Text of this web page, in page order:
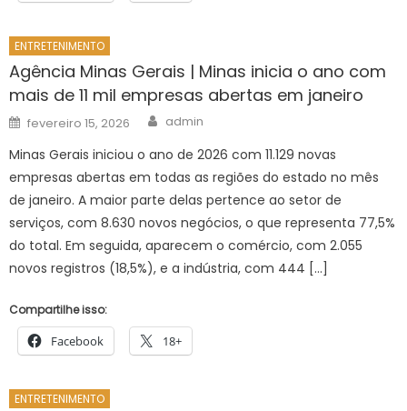
ENTRETENIMENTO
Agência Minas Gerais | Minas inicia o ano com
mais de 11 mil empresas abertas em janeiro
Posted
on
fevereiro 15, 2026 Author
admin
Minas Gerais iniciou o ano de 2026 com 11.129 novas
empresas abertas em todas as regiões do estado no mês
de janeiro. A maior parte delas pertence ao setor de
serviços, com 8.630 novos negócios, o que representa 77,5%
do total. Em seguida, aparecem o comércio, com 2.055
novos registros (18,5%), e a indústria, com 444 […]
Compartilhe isso:
Facebook 18+
ENTRETENIMENTO